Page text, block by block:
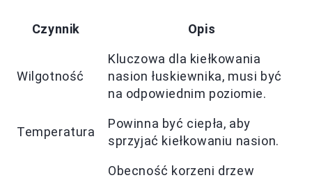
Czynnik Opis
Wilgotność
Kluczowa dla kiełkowania
nasion łuskiewnika, musi być
na odpowiednim poziomie.
Temperatura
Powinna być ciepła, aby
sprzyjać kiełkowaniu nasion.
Obecność korzeni drzew